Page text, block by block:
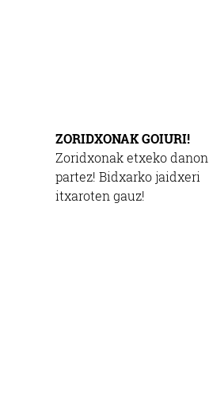
ZORIDXONAK GOIURI!
Zoridxonak etxeko danon
partez! Bidxarko jaidxeri
itxaroten gauz!